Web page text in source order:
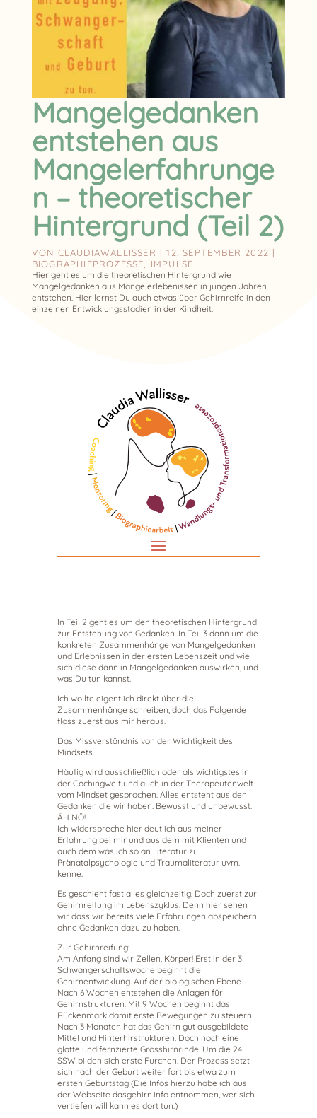
Mangelgedanken
entstehen aus
Mangelerfahrunge
n – theoretischer
Hintergrund (Teil 2)
VON CLAUDIAWALLISSER |12. SEPTEMBER 2022 |
BIOGRAPHIEPROZESSE, IMPULSE
Hier geht es um die theoretischen Hintergrund wie
Mangelgedanken aus Mangelerlebenissen in jungen Jahren
entstehen. Hier lernst Du auch etwas über Gehirnreife in den
einzelnen Entwicklungsstadien in der Kindheit.
In Teil 2 geht es um den theoretischen Hintergrund
zur Entstehung von Gedanken. In Teil 3 dann um die
konkreten Zusammenhänge von Mangelgedanken
und Erlebnissen in der ersten Lebenszeit und wie
sich diese dann in Mangelgedanken auswirken, und
was Du tun kannst.
Ich wollte eigentlich direkt über die
Zusammenhänge schreiben, doch das Folgende
floss zuerst aus mir heraus.
Das Missverständnis von der Wichtigkeit des
Mindsets.
Häufig wird ausschließlich oder als wichtigstes in
der Cochingwelt und auch in der Therapeutenwelt
vom Mindset gesprochen. Alles entsteht aus den
Gedanken die wir haben. Bewusst und unbewusst.
ÄH NÖ!
Ich widerspreche hier deutlich aus meiner
Erfahrung bei mir und aus dem mit Klienten und
auch dem was ich so an Literatur zu
Pränatalpsychologie und Traumaliteratur uvm.
kenne.
Es geschieht fast alles gleichzeitig. Doch zuerst zur
Gehirnreifung im Lebenszyklus. Denn hier sehen
wir dass wir bereits viele Erfahrungen abspeichern
ohne Gedanken dazu zu haben.
Zur Gehirnreifung:
Am Anfang sind wir Zellen, Körper! Erst in der 3
Schwangerschaftswoche beginnt die
Gehirnentwicklung. Auf der biologischen Ebene.
Nach 6 Wochen entstehen die Anlagen für
Gehirnstrukturen. Mit 9 Wochen beginnt das
Rückenmark damit erste Bewegungen zu steuern.
Nach 3 Monaten hat das Gehirn gut ausgebildete
Mittel und Hinterhirstrukturen. Doch noch eine
glatte undifernzierte Grosshirnrinde. Um die 24
SSW bilden sich erste Furchen. Der Prozess setzt
sich nach der Geburt weiter fort bis etwa zum
ersten Geburtstag (Die Infos hierzu habe ich aus
der Webseite dasgehirn.info entnommen, wer sich
vertiefen will kann es dort tun.)